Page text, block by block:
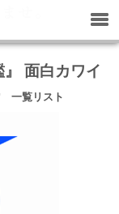
面白カワイ
一覧リスト